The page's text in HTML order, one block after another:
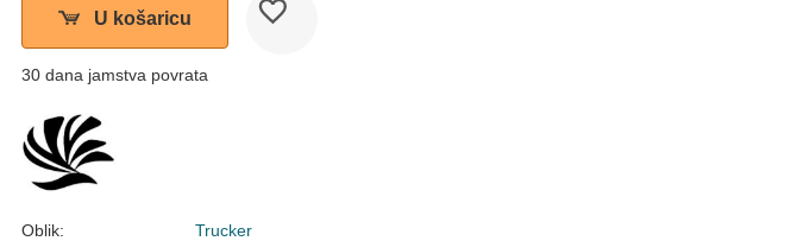
U košaricu
30 dana jamstva povrata
Oblik:
Trucker